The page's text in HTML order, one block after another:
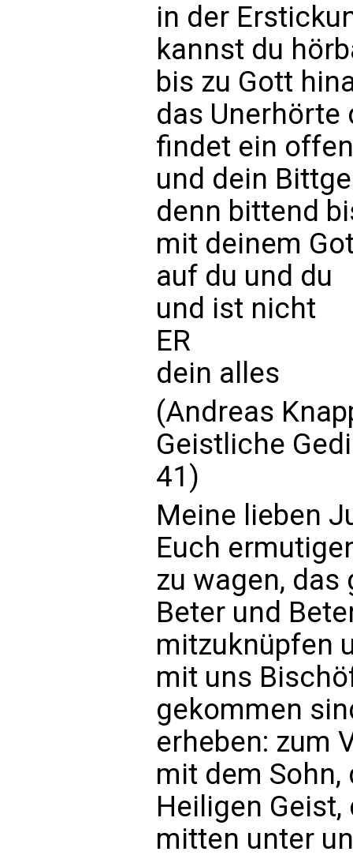
in der
kannst du
bis zu Gott
das Unerhörte
findet ein
und dein
denn bittend
mit deinem
auf du und du
und ist nicht
ER
dein alles
(Andreas
Geistliche
41)
Meine lieben
Euch
zu wagen,
Beter und
mitzuknüpfen
mit uns
gekommen
erheben: zum
mit dem
Heiligen
mitten unter